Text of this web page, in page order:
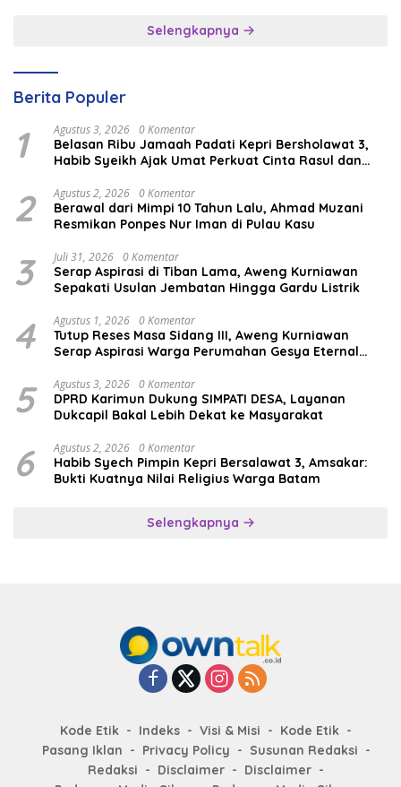
Selengkapnya
Berita Populer
1 Agustus 3, 2026 0 Komentar
Belasan Ribu Jamaah Padati Kepri Bersholawat 3,
Habib Syeikh Ajak Umat Perkuat Cinta Rasul dan
2 Agustus 2, 2026 0 Komentar
Berawal dari Mimpi 10 Tahun Lalu, Ahmad Muzani
Resmikan Ponpes Nur Iman di Pulau Kasu
3 Juli 31, 2026 0 Komentar
Serap Aspirasi di Tiban Lama, Aweng Kurniawan
Sepakati Usulan Jembatan Hingga Gardu Listrik
4 Agustus 1, 2026 0 Komentar
Tutup Reses Masa Sidang III, Aweng Kurniawan
Serap Aspirasi Warga Perumahan Gesya Eternal
5 Agustus 3, 2026 0 Komentar
DPRD Karimun Dukung SIMPATI DESA, Layanan
Dukcapil Bakal Lebih Dekat ke Masyarakat
6 Agustus 2, 2026 0 Komentar
Habib Syech Pimpin Kepri Bersalawat 3, Amsakar:
Bukti Kuatnya Nilai Religius Warga Batam
Selengkapnya
Kode Etik Indeks Visi & Misi
Kode Etik
Pasang Iklan
Privacy Policy
Susunan Redaksi
Redaksi
Disclaimer
Disclaimer